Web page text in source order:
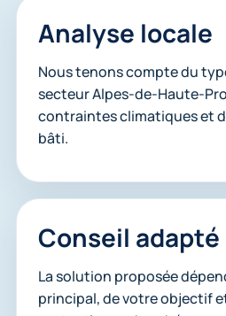
Analyse locale
Nous tenons compte du
secteur Alpes-de-Haute-
contraintes climatiques et
bâti.
Conseil adapté
La solution proposée
principal, de votre objectif